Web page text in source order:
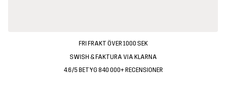
FRI FRAKT ÖVER 1000 SEK
SWISH & FAKTURA VIA KLARNA
4.6/5 BETYG 840 000+ RECENSIONER